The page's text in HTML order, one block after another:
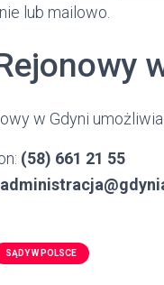
lub mailowo.
w Gdyni
(58) 661 21 55
SĄDY W POLSCE